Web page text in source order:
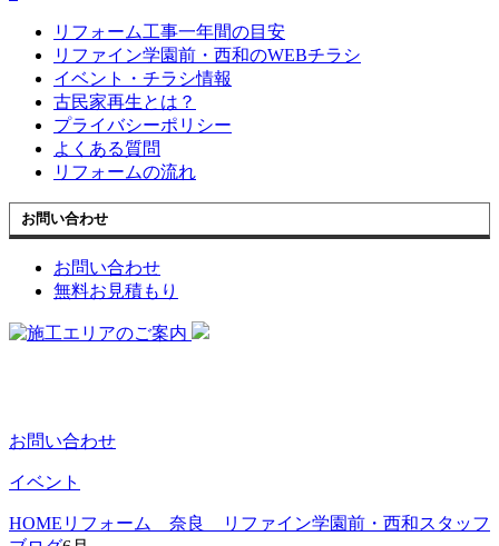
リフォーム工事一年間の目安
リファイン学園前・西和のWEBチラシ
イベント・チラシ情報
古民家再生とは？
プライバシーポリシー
よくある質問
リフォームの流れ
お問い合わせ
お問い合わせ
無料お見積もり
お問い合わせ
イベント
HOME リフォーム 奈良 リファイン学園前・西和スタッフ